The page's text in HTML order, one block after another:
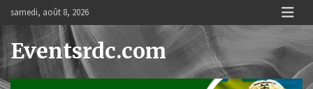
content
samedi, août 8, 2026
Eventsrdc.com